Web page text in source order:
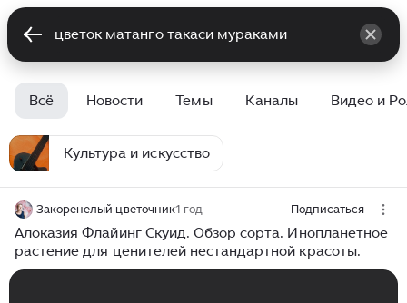
Всё Новости Темы Каналы Видео и
Культура и искусство
Закоренелый цветочник1 год Подписаться
Алоказия Флайинг Скуид. Обзор сорта. Инопланетное
растение для ценителей нестандартной красоты.